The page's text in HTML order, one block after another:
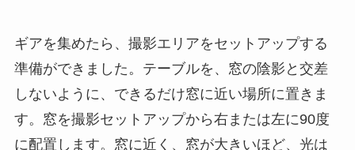
ギアを集めたら、撮影エリアをセットアップする
準備ができました。テーブルを、窓の陰影と交差
しないように、できるだけ窓に近い場所に置きま
す。窓を撮影セットアップから右または左に90度
に配置します。窓に近く、窓が大きいほど、光は